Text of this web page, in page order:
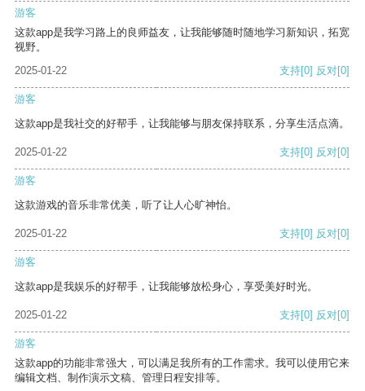
游客
这款app是我学习路上的良师益友，让我能够随时随地学习新知识，拓宽
视野。
2025-01-22
支持[0] 反对[0]
游客
这款app是我社交的好帮手，让我能够与朋友保持联系，分享生活点滴。
2025-01-22 支持[0] 反对[0]
游客
这款游戏的音乐非常优美，听了让人心旷神怡。
2025-01-22 支持[0] 反对[0]
游客
这款app是我娱乐的好帮手，让我能够放松身心，享受美好时光。
2025-01-22 支持[0] 反对[0]
游客
这款app的功能非常强大，可以满足我所有的工作需求。我可以使用它来
编辑文档、制作演示文稿、管理日程安排等。